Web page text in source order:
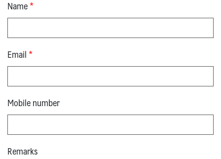
Name*
Email*
Mobile number
Remarks